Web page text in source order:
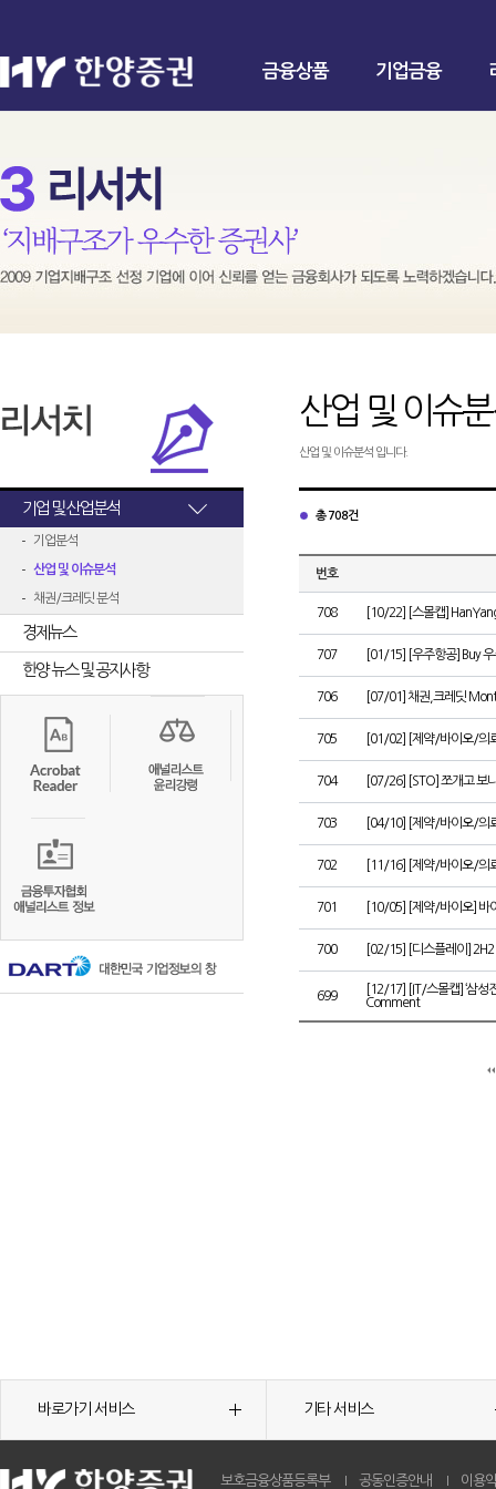
금융상품 기업금융
기업 및 산업분석
기업분석
산업 및 이슈분석
채권/크레딧 분석
경제뉴스
한양 뉴스 및 공지사항
산업 및 이슈
산업 및 이슈분석 입니다.
총 708건
번호
708 [10/22] [스몰캡]
707 [01/15] [우주항공] Buy
706 [07/01] 채권,크레딧
705 [01/02] [제약/바이오/의
704 [07/26] [STO] 쪼개고 보
703 [04/10] [제약/바이오/의
702 [11/16] [제약/바이오/의
701 [10/05] [제약/바이오] 바
700 [02/15] [디스플레이]
699
[12/17] [IT/스몰캡] ‘삼성
Comment
바로가기 서비스 기타 서비스
보호금융상품등록부 공동인증안내 이용